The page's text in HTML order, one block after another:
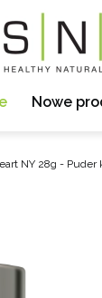
Nowe
NY 28g -